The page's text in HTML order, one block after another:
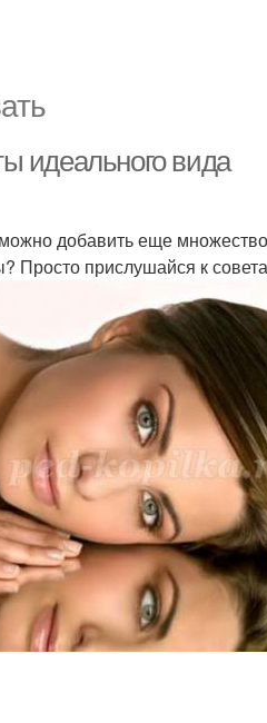
идеального вида
добавить еще
Просто прислушайся к